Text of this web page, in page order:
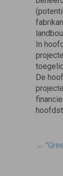
In
De
Post
←